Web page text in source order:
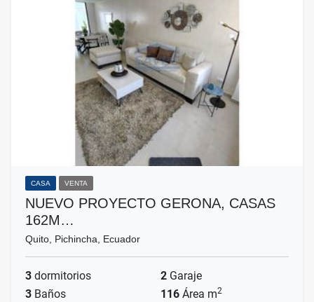
CASA VENTA
NUEVO PROYECTO GERONA, CASAS
162M…
Quito, Pichincha, Ecuador
3 dormitorios 2 Garaje
3 Baños 116 Área m2